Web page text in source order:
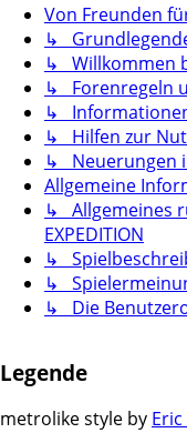
Von Freunden
↳
↳ Willkommen
↳ Forenregeln
↳
↳ Hilfen zur
↳ Neuerungen
Allgemeine
↳ Allgemeines
EXPEDITION
↳
↳
↳ Die
Legende
metrolike style by